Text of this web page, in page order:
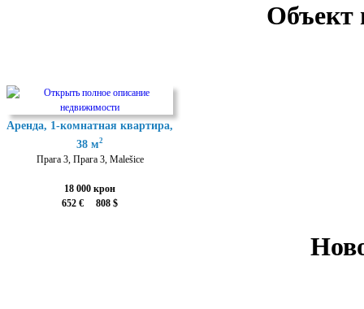
Объект
Аренда, 1-комнатная квартира,
38 м2
Прага 3, Прага 3, Malešice
18 000 крон
652 € 808 $